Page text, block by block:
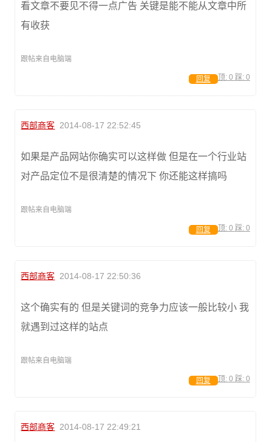
看文章不要见不得一点广告 关键是能不能从文章中所
有收获
跟帖来自电脑端
顶: 0 踩: 0
回复
西部商客 2014-08-17 22:52:45
如果是产品网站你确实可以这样做 但是在一个行业站
对产品定位不是很清楚的情况下 你还能这样搞吗
跟帖来自电脑端
顶: 0 踩: 0
回复
西部商客 2014-08-17 22:50:36
这个确实有的 但是关键词的竞争力应该一般比较小 我
就遇到过这样的站点
跟帖来自电脑端
顶: 0 踩: 0
回复
西部商客 2014-08-17 22:49:21